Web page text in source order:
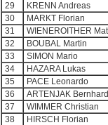
29
KRENN Andreas
30
MARKT Florian
31
WIENEROITHER
32
BOUBAL Martin
33
SIMON Mario
34
HAZARA Lukas
35
PACE Leonardo
36
ARTENJAK Bernhard
37
WIMMER Christian
38
HIRSCH Florian